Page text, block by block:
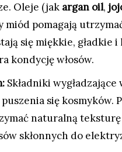
Oleje (jak argan oil,
miód pomagają
się miękkie, gładkie i
kondycję włosów.
Składniki
się kosmyków.
naturalną
skłonnych do